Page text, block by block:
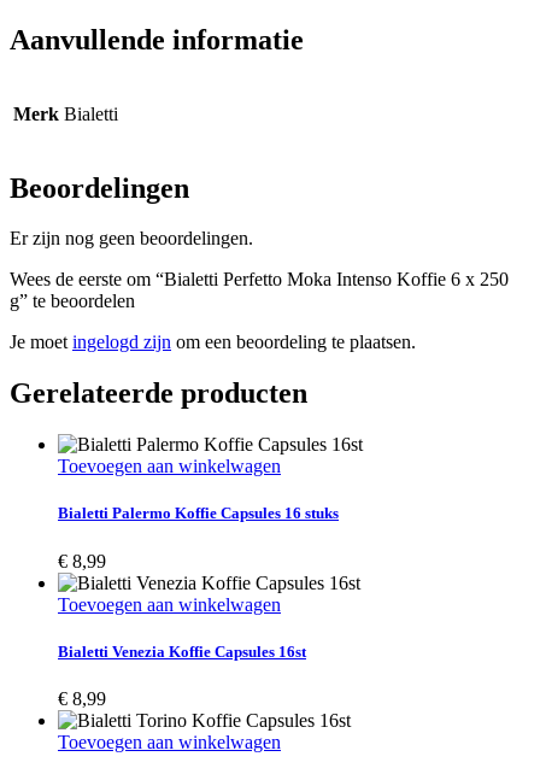
Aanvullende informatie
Merk Bialetti
Beoordelingen
Er zijn nog geen beoordelingen.
Wees de eerste om “Bialetti Perfetto Moka Intenso Koffie 6 x 250
g” te beoordelen
Je moetingelogd zijn om een beoordeling te plaatsen.
Gerelateerde producten
Toevoegen aan winkelwagen
Bialetti Palermo Koffie Capsules 16 stuks
€ 8,99
Toevoegen aan winkelwagen
Bialetti Venezia Koffie Capsules 16st
€ 8,99
Toevoegen aan winkelwagen